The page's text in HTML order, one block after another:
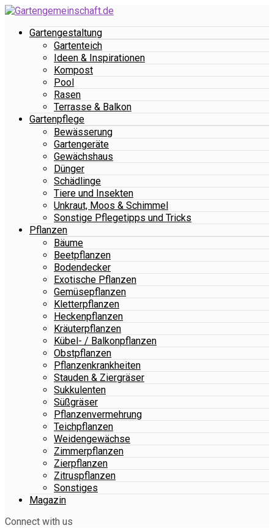
Gartengestaltung
Gartenteich
Ideen & Inspirationen
Kompost
Pool
Rasen
Terrasse & Balkon
Gartenpflege
Bewässerung
Gartengeräte
Gewächshaus
Dünger
Schädlinge
Tiere und Insekten
Unkraut, Moos & Schimmel
Sonstige Pflegetipps und Tricks
Pflanzen
Bäume
Beetpflanzen
Bodendecker
Exotische Pflanzen
Gemüsepflanzen
Kletterpflanzen
Heckenpflanzen
Kräuterpflanzen
Kübel- / Balkonpflanzen
Obstpflanzen
Pflanzenkrankheiten
Stauden & Ziergräser
Sukkulenten
Süßgräser
Pflanzenvermehrung
Teichpflanzen
Weidengewächse
Zimmerpflanzen
Zierpflanzen
Zitruspflanzen
Sonstiges
Magazin
Connect with us